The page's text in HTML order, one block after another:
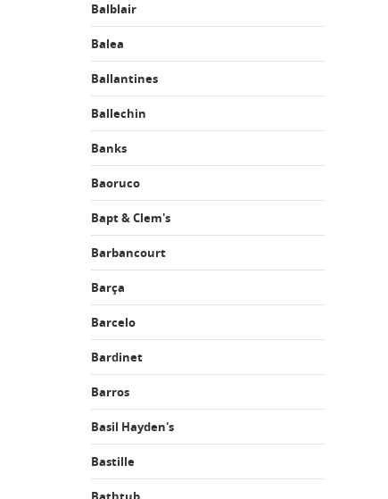
Balblair
Balea
Ballantines
Ballechin
Banks
Baoruco
Bapt & Clem's
Barbancourt
Barça
Barcelo
Bardinet
Barros
Basil Hayden's
Bastille